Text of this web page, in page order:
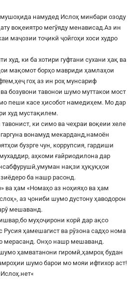
намудед Ислоҳ минбари озоду
воқеиятро мегӯяду менависад.Аз ин
маҷозии тоҷикӣ ҷойгоҳи хоси худро
худ, ки ба хотири гуфтани сухани ҳақ ва
мақомот борҳо мавриди ҳамлаҳои
гоҳ аз ин роҳ мунсариф
бозувони тавонои шумо муттакои мост
пеши касе ҳисобот намедиҳем. Мо дар
худ мустақилем.
ки симо ва чеҳраи воқеии хеле
вонамуд мекарданд,намоён
бузрге чун, коррупсия, гардиши
аҳкоми ғайриодилона дар
нақзи ҳуқуқҳои
ба нашр расонд.
ва ҳам «Номаҳо аз ноҳияҳо ва ҳам
аз ҷониби шумо дустону ҳаводорон
мешаванд.
муҳоҷирони корӣ дар ақсо
Русия ҳамешагист ва рӯзона садҳо нома
мерасанд. Онҳо нашр мешаванд.
ҳамватанони гиромӣ,ҳамроҳ будан
шумо барои мо мояи ифтихор аст!
Ислоҳ.нет«